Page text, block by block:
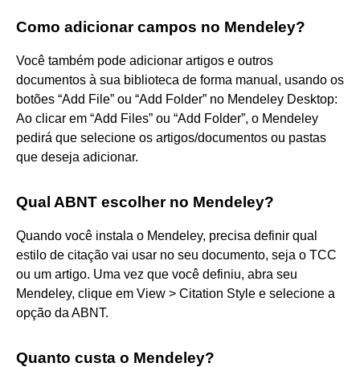
Como adicionar campos no Mendeley?
Você também pode adicionar artigos e outros
documentos à sua biblioteca de forma manual, usando os
botões “Add File” ou “Add Folder” no Mendeley Desktop:
Ao clicar em “Add Files” ou “Add Folder”, o Mendeley
pedirá que selecione os artigos/documentos ou pastas
que deseja adicionar.
Qual ABNT escolher no Mendeley?
Quando você instala o Mendeley, precisa definir qual
estilo de citação vai usar no seu documento, seja o TCC
ou um artigo. Uma vez que você definiu, abra seu
Mendeley, clique em View > Citation Style e selecione a
opção da ABNT.
Quanto custa o Mendeley?